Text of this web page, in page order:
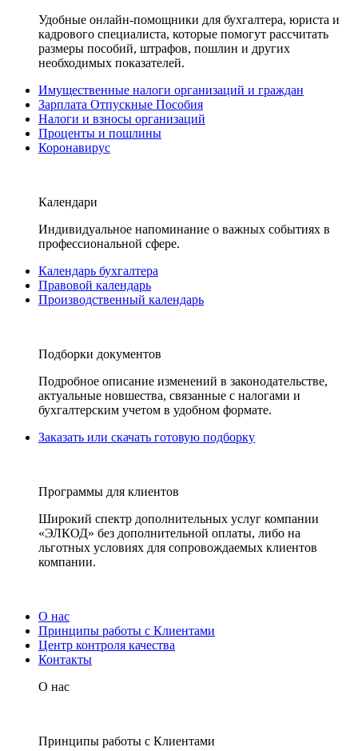
Удобные онлайн-помощники для бухгалтера, юриста и
кадрового специалиста, которые помогут рассчитать
размеры пособий, штрафов, пошлин и других
необходимых показателей.
Имущественные налоги организаций и граждан
Зарплата Отпускные Пособия
Налоги и взносы организаций
Проценты и пошлины
Коронавирус
Календари
Индивидуальное напоминание о важных событиях в
профессиональной сфере.
Календарь бухгалтера
Правовой календарь
Производственный календарь
Подборки документов
Подробное описание изменений в законодательстве,
актуальные новшества, связанные с налогами и
бухгалтерским учетом в удобном формате.
Заказать или скачать готовую подборку
Программы для клиентов
Широкий спектр дополнительных услуг компании
«ЭЛКОД» без дополнительной оплаты, либо на
льготных условиях для сопровождаемых клиентов
компании.
О нас
Принципы работы с Клиентами
Центр контроля качества
Контакты
О нас
Принципы работы с Клиентами